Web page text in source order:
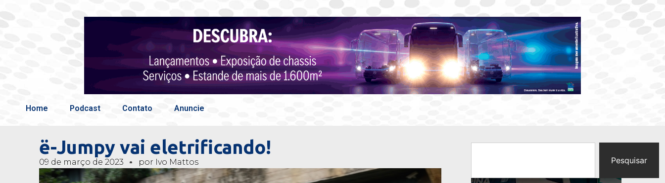
Home Podcast Contato Anuncie
ë-Jumpy vai eletrificando!
09 de março de 2023 por Ivo Mattos Pesquisar